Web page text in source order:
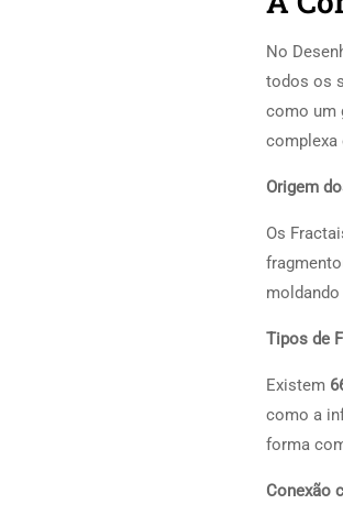
No
todos os
como um
complexa
Origem
Os
Tipos de
Existem
como a
forma
Conexão